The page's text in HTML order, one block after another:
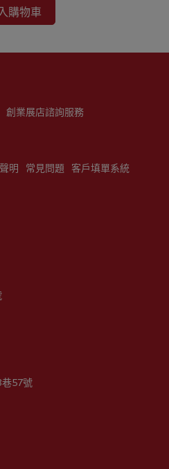
購物車
創業展店諮詢服務
明 常見問題 客戶填單系統
57號